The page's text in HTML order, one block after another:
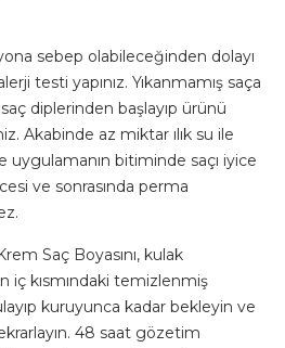
sebep olabileceğinden dolayı
testi yapınız. Yıkanmamış saça
diplerinden başlayıp ürünü
Akabinde az miktar ılık su ile
uygulamanın bitiminde saçı iyice
ve sonrasında perma
Saç Boyasını, kulak
iç kısmındaki temizlenmiş
kuruyunca kadar bekleyin ve
48 saat gözetim